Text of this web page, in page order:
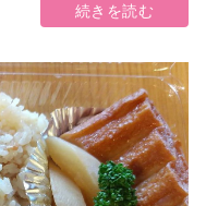
続きを読む